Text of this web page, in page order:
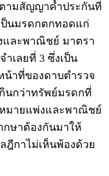
ามสัญญาค้ำประกันที่
ป็นมรดกตกทอดแก่
และพาณิชย์ มาตรา
ำเลยที่ 3 ซึ่งเป็น
าที่ของดาบตำรวจ
นกว่าทรัพย์มรดกที่
มายแพ่งและพาณิชย์
กษาต้องกันมาให้
ฎีกาไม่เห็นพ้องด้วย